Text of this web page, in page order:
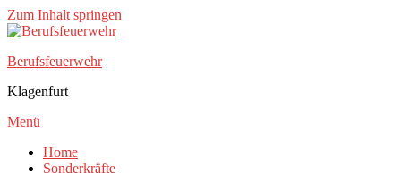
Zum Inhalt springen
Berufsfeuerwehr
Klagenfurt
Menü
Home
Sonderkräfte